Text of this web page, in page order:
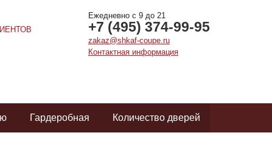
Ежедневно с 9 до 21
+7 (495) 374-99-95
zakaz@shkaf-coupe.ru
Контактная информация
Гардеробная Количество дверей